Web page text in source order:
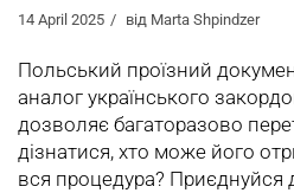
14 April 2025 від Marta Shpindzer
Польський проїзний
аналог українського
дозволяє багаторазово
дізнатися, хто може його
вся процедура? Приєднуйся